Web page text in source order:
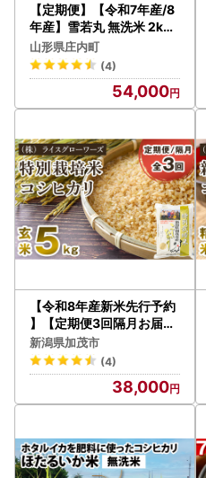
【定期便】【令和7年産/8
年産】雪若丸 無洗米 2kg×
1袋×6ヶ月 毎月 2kg 特A
評価 山形県産 山形米 ブラ
ンド米 米 お米の定期便 粒
立ち しっかり食感 粘り 控
えめ 硬め 食べ応え抜群 ご
山形県庄内町
(4)
54,000
【令和8年産新米先行予約
】【定期便3回隔月お届け
】新潟県 加茂市産 特別栽
培米コシヒカリ 玄米5kg
《10月上旬～順次出荷》
（株）ライスグローワーズ
新潟県加茂市
(4)
38,000